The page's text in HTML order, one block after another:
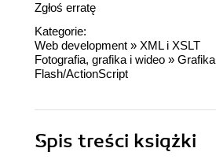
Zgłoś erratę
Kategorie:
Web development » XML i XSLT
Fotografia, grafika i wideo » Grafika
Flash/ActionScript
Spis treści książki